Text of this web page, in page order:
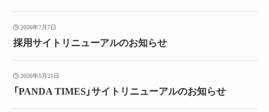
2026年7月7日
採用サイトリニューアルのお知らせ
2026年5月21日
「PANDA TIMES」サイトリニューアルのお知らせ